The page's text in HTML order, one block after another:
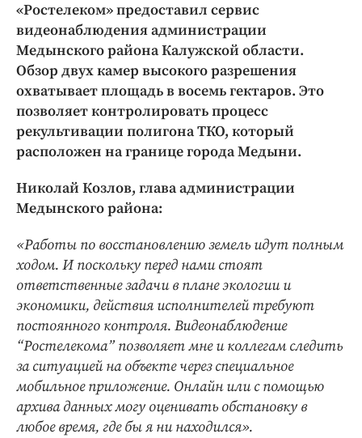
Экономика и бизнес
ПРОЕКТЫ
Блоги
Издания
Медиаперсона
Интересное чтиво
Клиника года
Бренд года
«Ростелеком» предоставил сервис
видеонаблюдения администрации
Медынского района Калужской области.
Обзор двух камер высокого разрешения
охватывает площадь в восемь гектаров. Это
позволяет контролировать процесс
рекультивации полигона ТКО, который
расположен на границе города Медыни.
Николай Козлов, глава администрации
Медынского района:
«Работы по восстановлению земель идут полным
ходом. И поскольку перед нами стоят
ответственные задачи в плане экологии и
экономики, действия исполнителей требуют
постоянного контроля. Видеонаблюдение
“Ростелекома” позволяет мне и коллегам следить
за ситуацией на объекте через специальное
мобильное приложение. Онлайн или с помощью
архива данных могу оценивать обстановку в
любое время, где бы я ни находился».